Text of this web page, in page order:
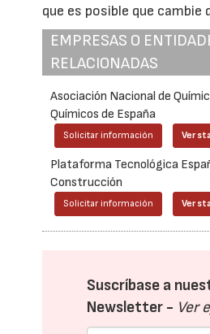
que es posible que cambie
EMPRESAS O
RELACIONADAS
Asociación Nacional de
Químicos de España
Solicitar información Ver
Plataforma Tecnológica
Construcción
Solicitar información Ver
Suscríbase a
Newsletter - Ver